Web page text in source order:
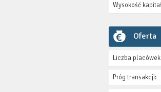
Wysokość
Oferta
Liczba
Próg transakcji: